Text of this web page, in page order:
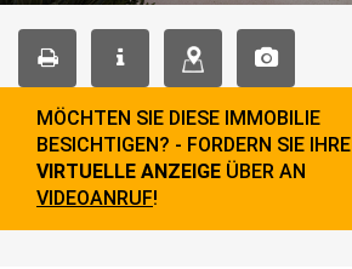
MÖCHTEN SIE DIESE IMMOBILIE
BESICHTIGEN? - FORDERN SIE IHRE
VIRTUELLE ANZEIGE ÜBER AN
VIDEOANRUF!